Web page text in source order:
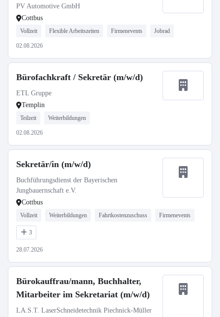
PV Automotive GmbH
Cottbus
Vollzeit Flexible Arbeitszeiten Firmenevents Jobrad
02.08.2026
Bürofachkraft / Sekretär (m/w/d)
ETL Gruppe
Templin
Teilzeit Weiterbildungen
02.08.2026
Sekretär/in (m/w/d)
Buchführungsdienst der Bayerischen
Jungbauernschaft e.V.
Cottbus
Vollzeit Weiterbildungen Fahrtkostenzuschuss Firmenevents
3
28.07.2026
Bürokauffrau/mann, Buchhalter,
Mitarbeiter im Sekretariat (m/w/d)
LA.S.T. LaserSchneidetechnik Piechnick-Müller